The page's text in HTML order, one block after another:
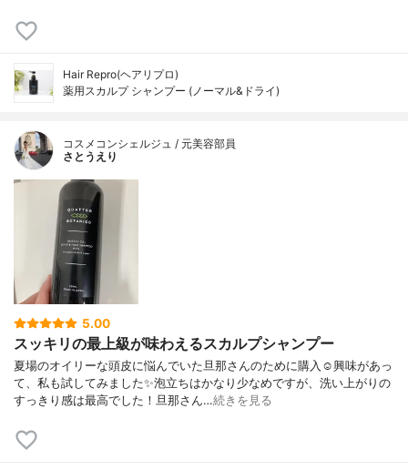
Hair Repro(ヘアリプロ)
薬用スカルプ シャンプー (ノーマル&ドライ)
コスメコンシェルジュ / 元美容部員
さとうえり
5.00
スッキリの最上級が味わえるスカルプシャンプー
夏場のオイリーな頭皮に悩んでいた旦那さんのために購入☺興味があっ
て、私も試してみました✨泡立ちはかなり少なめですが、洗い上がりの
すっきり感は最高でした！旦那さん…続きを見る